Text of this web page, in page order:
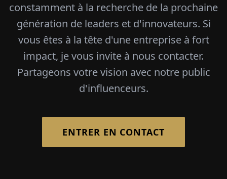
constamment à la recherche de la prochaine
génération de leaders et d'innovateurs. Si
vous êtes à la tête d'une entreprise à fort
impact, je vous invite à nous contacter.
Partageons votre vision avec notre public
d'influenceurs.
ENTRER EN CONTACT